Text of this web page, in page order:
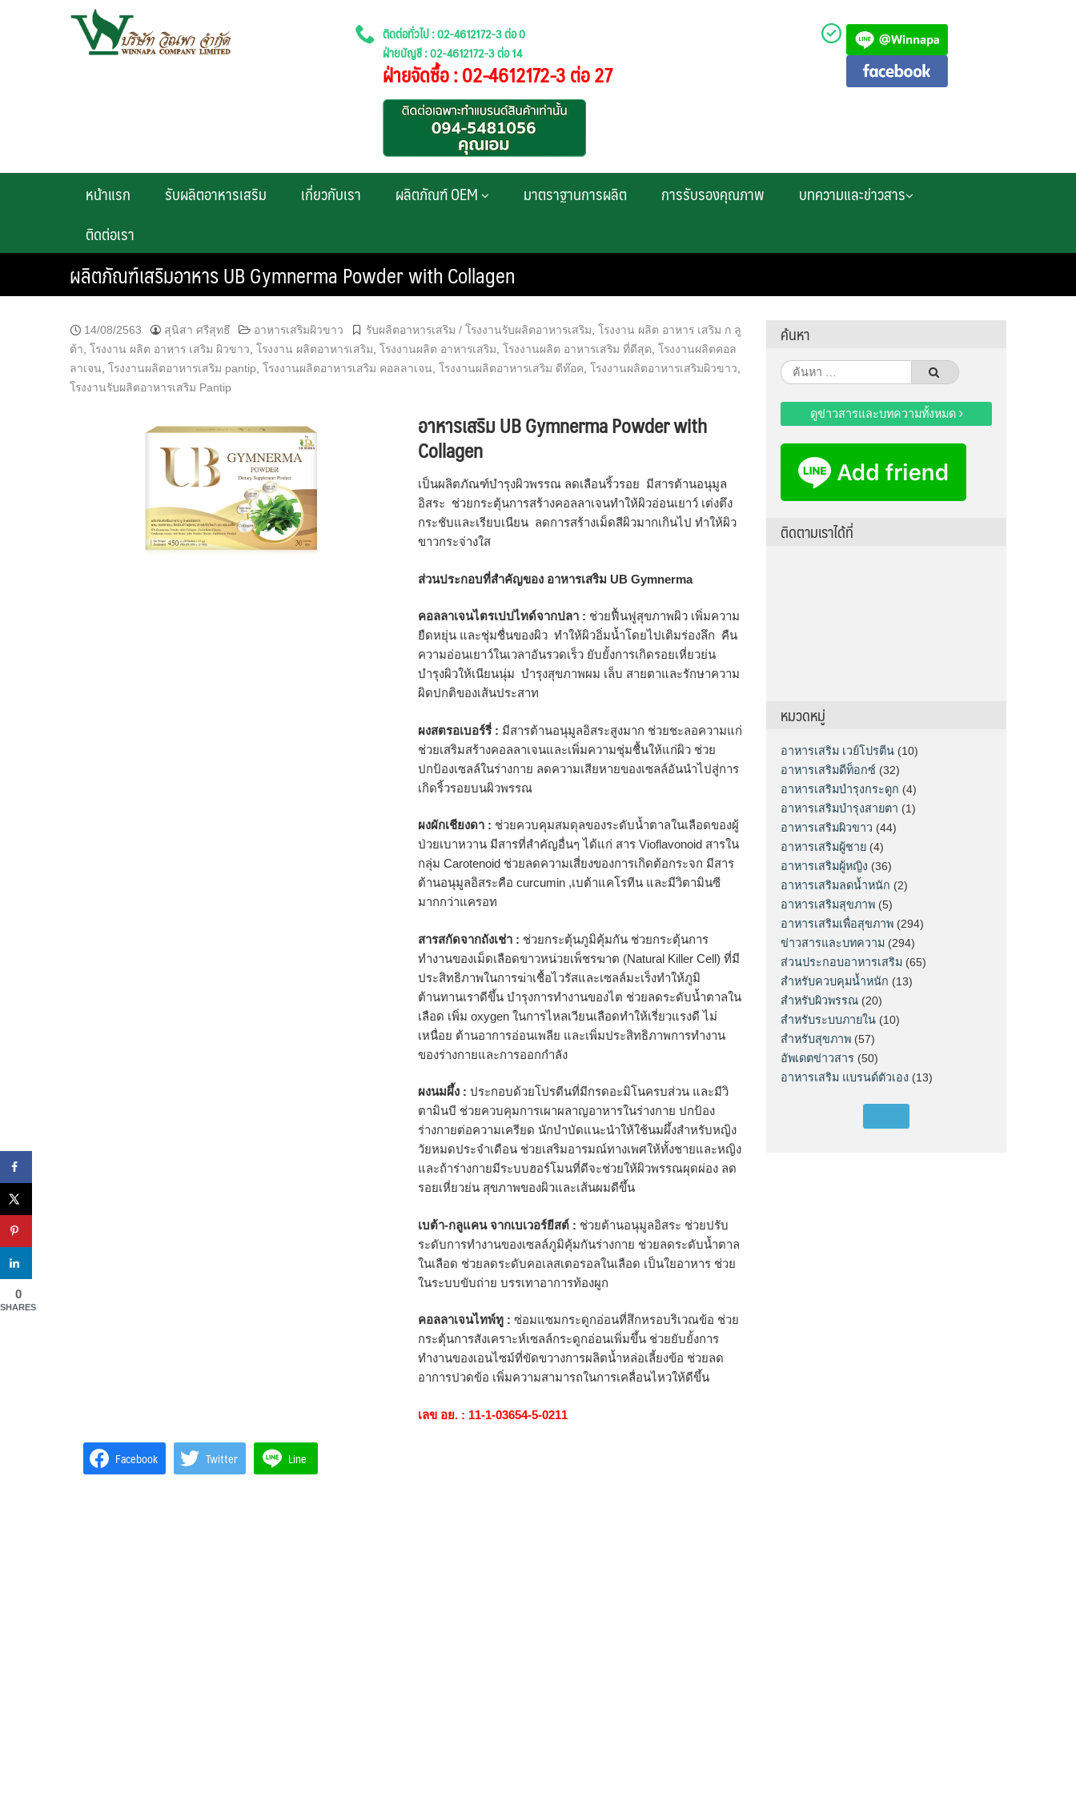
ติดต่อทั่วไป : 02-4612172-3 ต่อ 0
ฝ่ายบัญชี : 02-4612172-3 ต่อ 14
ฝ่ายจัดซื้อ : 02-4612172-3 ต่อ 27
หน้าแรก รับผลิตอาหารเสริม เกี่ยวกับเรา ผลิตภัณฑ์ OEM มาตราฐานการผลิต การรับรองคุณภาพ
บทความและข่าวสาร
ติดต่อเรา
ผลิตภัณฑ์เสริมอาหาร UB Gymnerma Powder with Collagen
14/08/2563 สุนิสา ศรีสุทธี อาหารเสริมผิวขาว รับผลิตอาหารเสริม / โรงงานรับผลิตอาหารเสริม โรงงาน ผลิต อาหาร เสริม ก ลู
ต้า โรงงาน ผลิต อาหาร เสริม ผิวขาว โรงงาน ผลิตอาหารเสริม โรงงานผลิต อาหารเสริม โรงงานผลิต อาหารเสริม ที่ดีสุด โรงงานผลิตคอล
ลาเจน โรงงานผลิตอาหารเสริม pantip โรงงานผลิตอาหารเสริม คอลลาเจน โรงงานผลิตอาหารเสริม ดีท๊อค โรงงานผลิตอาหารเสริมผิวขาว
โรงงานรับผลิตอาหารเสริม Pantip
อาหารเสริม UB Gymnerma Powder with
Collagen
เป็นผลิตภัณฑ์บำรุงผิวพรรณ ลดเลือนริ้วรอย มีสารต้านอนุมูล
อิสระ ช่วยกระตุ้นการสร้างคอลลาเจนทำให้ผิวอ่อนเยาว์ เต่งตึง
กระชับและเรียบเนียน ลดการสร้างเม็ดสีผิวมากเกินไป ทำให้ผิว
ขาวกระจ่างใส
ส่วนประกอบที่สำคัญของ อาหารเสริม UB Gymnerma
คอลลาเจนไตรเปปไทด์จากปลา : ช่วยฟื้นฟูสุขภาพผิว เพิ่มความ
ยืดหยุ่น และชุ่มชื่นของผิว ทำให้ผิวอิ่มน้ำโดยไปเติมร่องลึก คืน
ความอ่อนเยาว์ในเวลาอันรวดเร็ว ยับยั้งการเกิดรอยเหี่ยวย่น
บำรุงผิวให้เนียนนุ่ม บำรุงสุขภาพผม เล็บ สายตาและรักษาความ
ผิดปกติของเส้นประสาท
ผงสตรอเบอร์รี่ : มีสารต้านอนุมูลอิสระสูงมาก ช่วยชะลอความแก่
ช่วยเสริมสร้างคอลลาเจนและเพิ่มความชุ่มชื้นให้แก่ผิว ช่วย
ปกป้องเซลล์ในร่างกาย ลดความเสียหายของเซลล์อันนำไปสู่การ
เกิดริ้วรอยบนผิวพรรณ
ผงผักเชียงดา : ช่วยควบคุมสมดุลของระดับน้ำตาลในเลือดของผู้
ป่วยเบาหวาน มีสารที่สำคัญอื่นๆ ได้แก่ สาร Vioflavonoid สารใน
กลุ่ม Carotenoid ช่วยลดความเสี่ยงของการเกิดต้อกระจก มีสาร
ต้านอนุมูลอิสระคือ curcumin ,เบต้าแคโรทีน และมีวิตามินซี
มากกว่าแครอท
สารสกัดจากถังเช่า : ช่วยกระตุ้นภูมิคุ้มกัน ช่วยกระตุ้นการ
ทำงานของเม็ดเลือดขาวหน่วยเพ็ชรฆาต (Natural Killer Cell) ที่มี
ประสิทธิภาพในการฆ่าเชื้อไวรัสและเซลล์มะเร็งทำให้ภูมิ
ต้านทานเราดีขึ้น บำรุงการทำงานของไต ช่วยลดระดับน้ำตาลใน
เลือด เพิ่ม oxygen ในการไหลเวียนเลือดทำให้เรี่ยวแรงดี ไม่
เหนื่อย ต้านอาการอ่อนเพลีย และเพิ่มประสิทธิภาพการทำงาน
ของร่างกายและการออกกำลัง
ผงนมผึ้ง : ประกอบด้วยโปรตีนที่มีกรดอะมิโนครบส่วน และมีวิ
ตามินบี ช่วยควบคุมการเผาผลาญอาหารในร่างกาย ปกป้อง
ร่างกายต่อความเครียด นักบำบัดแนะนำให้ใช้นมผึ้งสำหรับหญิง
วัยหมดประจำเดือน ช่วยเสริมอารมณ์ทางเพศให้ทั้งชายและหญิง
และถ้าร่างกายมีระบบฮอร์โมนที่ดีจะช่วยให้ผิวพรรณผุดผ่อง ลด
รอยเหี่ยวย่น สุขภาพของผิวและเส้นผมดีขึ้น
เบต้า-กลูแคน จากเบเวอร์ยีสต์ : ช่วยต้านอนุมูลอิสระ ช่วยปรับ
ระดับการทำงานของเซลล์ภูมิคุ้มกันร่างกาย ช่วยลดระดับน้ำตาล
ในเลือด ช่วยลดระดับคอเลสเตอรอลในเลือด เป็นใยอาหาร ช่วย
ในระบบขับถ่าย บรรเทาอาการท้องผูก
คอลลาเจนไทพ์ทู : ซ่อมแซมกระดูกอ่อนที่สึกหรอบริเวณข้อ ช่วย
กระตุ้นการสังเคราะห์เซลล์กระดูกอ่อนเพิ่มขึ้น ช่วยยับยั้งการ
ทำงานของเอนไซม์ที่ขัดขวางการผลิตน้ำหล่อเลี้ยงข้อ ช่วยลด
อาการปวดข้อ เพิ่มความสามารถในการเคลื่อนไหวให้ดีขึ้น
เลข อย. : 11-1-03654-5-0211
Facebook Twitter Line
ค้นหา
ค้นหา
สำหรับ:
ดูข่าวสารและบทความทั้งหมด
ติดตามเราได้ที่
หมวดหมู่
อาหารเสริม เวย์โปรตีน (10)
อาหารเสริมดีท็อกซ์ (32)
อาหารเสริมบำรุงกระดูก (4)
อาหารเสริมบำรุงสายตา (1)
อาหารเสริมผิวขาว (44)
อาหารเสริมผู้ชาย (4)
อาหารเสริมผู้หญิง (36)
อาหารเสริมลดน้ำหนัก (2)
อาหารเสริมสุขภาพ (5)
อาหารเสริมเพื่อสุขภาพ (294)
ข่าวสารและบทความ (294)
ส่วนประกอบอาหารเสริม (65)
สำหรับควบคุมน้ำหนัก (13)
สำหรับผิวพรรณ (20)
สำหรับระบบภายใน (10)
สำหรับสุขภาพ (57)
อัพเดตข่าวสาร (50)
อาหารเสริม แบรนด์ตัวเอง (13)
0
SHARES